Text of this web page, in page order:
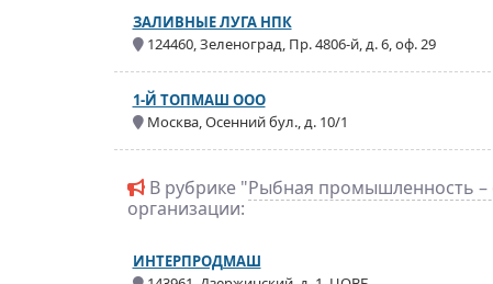
ЗАЛИВНЫЕ ЛУГА НПК
124460, Зеленоград, Пр. 4806-й, д. 6, оф. 29
1-Й ТОПМАШ ООО
Москва, Осенний бул., д. 10/1
В рубрике "Рыбная промышленность –
организации:
ИНТЕРПРОДМАШ